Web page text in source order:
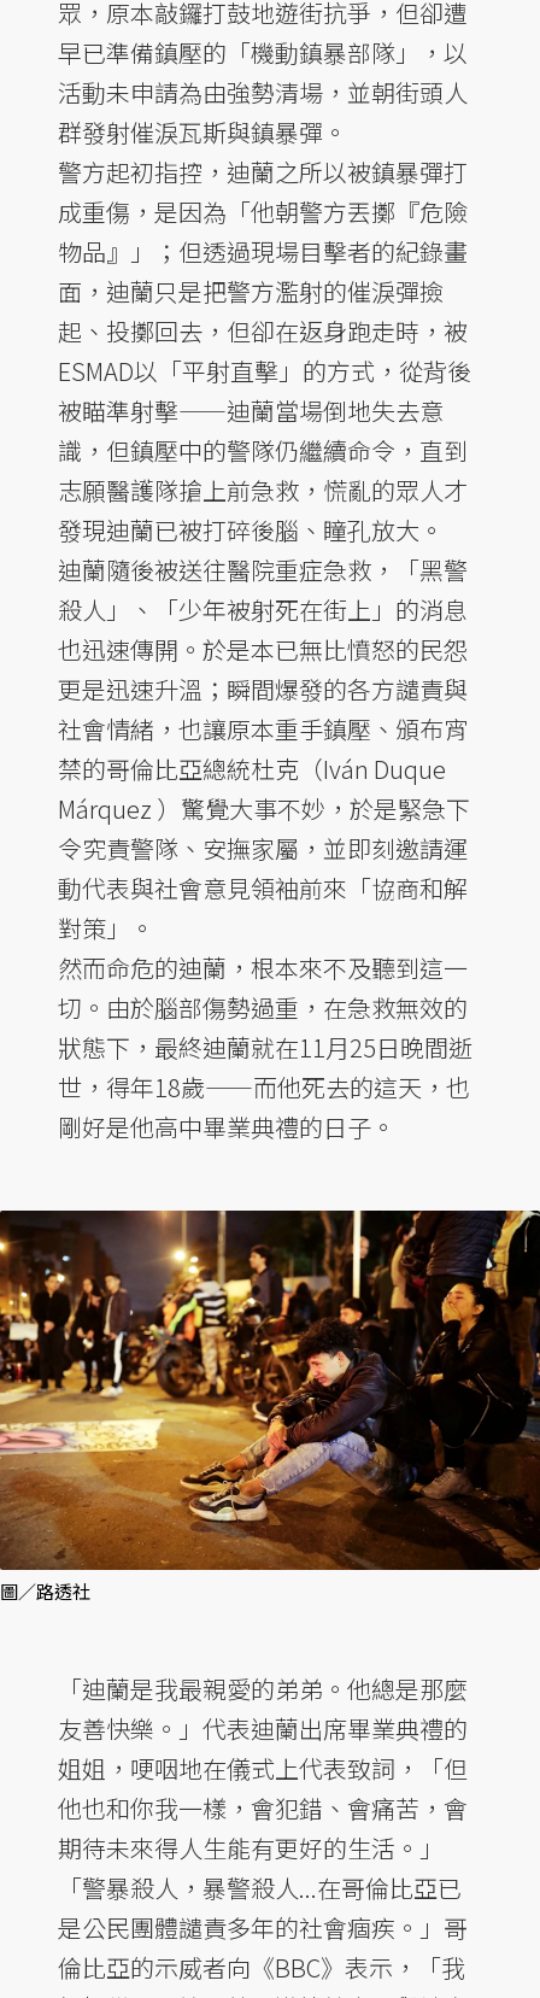
眾，原本敲鑼打鼓地遊街抗爭，但卻遭
早已準備鎮壓的「機動鎮暴部隊」，以
活動未申請為由強勢清場，並朝街頭人
群發射催淚瓦斯與鎮暴彈。
警方起初指控，迪蘭之所以被鎮暴彈打
成重傷，是因為「他朝警方丟擲『危險
物品』」；但透過現場目擊者的紀錄畫
面，迪蘭只是把警方濫射的催淚彈撿
起、投擲回去，但卻在返身跑走時，被
ESMAD以「平射直擊」的方式，從背後
被瞄準射擊——迪蘭當場倒地失去意
識，但鎮壓中的警隊仍繼續命令，直到
志願醫護隊搶上前急救，慌亂的眾人才
發現迪蘭已被打碎後腦、瞳孔放大。
迪蘭隨後被送往醫院重症急救，「黑警
殺人」、「少年被射死在街上」的消息
也迅速傳開。於是本已無比憤怒的民怨
更是迅速升溫；瞬間爆發的各方譴責與
社會情緒，也讓原本重手鎮壓、頒布宵
禁的哥倫比亞總統杜克（Iván Duque
Márquez ）驚覺大事不妙，於是緊急下
令究責警隊、安撫家屬，並即刻邀請運
動代表與社會意見領袖前來「協商和解
對策」。
然而命危的迪蘭，根本來不及聽到這一
切。由於腦部傷勢過重，在急救無效的
狀態下，最終迪蘭就在11月25日晚間逝
世，得年18歲——而他死去的這天，也
剛好是他高中畢業典禮的日子。
圖／路透社
「迪蘭是我最親愛的弟弟。他總是那麼
友善快樂。」代表迪蘭出席畢業典禮的
姐姐，哽咽地在儀式上代表致詞，「但
他也和你我一樣，會犯錯、會痛苦，會
期待未來得人生能有更好的生活。」
「警暴殺人，暴警殺人...在哥倫比亞已
是公民團體譴責多年的社會痼疾。」哥
倫比亞的示威者向《BBC》表示，「我